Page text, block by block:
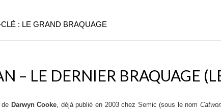
: LE GRAND BRAQUAGE
– LE DERNIER BRAQUAGE
Darwyn Cooke, déjà publié en 2003 chez Semic (sous le nom